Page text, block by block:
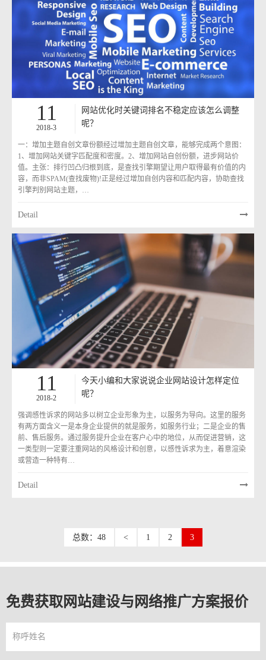
11
2018-3
网站优化时关键词排名不稳定应该怎么调整
呢？
一：增加主题自创文章份额经过增加主题自创文章，能够完成两个意图：
1、增加网站关键字匹配度和密度。2、增加网站自创份额，进步网站价
值。主张：排行凹凸归根到底，是查找引擎期望让用户取得最有价值的内
容，而非SPAM(查找废物)!正是经过增加自创内容和匹配内容，协助查找
引擎判别网站主题，…
Detail
11
2018-2
今天小编和大家说说企业网站设计怎样定位
呢？
强调感性诉求的网站多以树立企业形象为主，以服务为导向。这里的服务
有两方面含义一是本身企业提供的就是服务，如服务行业；二是企业的售
前、售后服务。通过服务提升企业在客户心中的地位，从而促进营销，这
一类型则一定要注重网站的风格设计和创意，以感性诉求为主，着意渲染
或营造一种特有…
Detail
总数：48 < 1 2 3
免费获取网站建设与网络推广方案报价